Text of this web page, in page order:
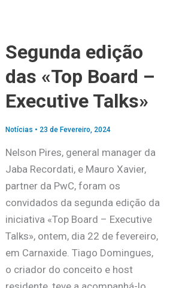
Segunda edição
das «Top Board –
Executive Talks»
Notícias • 23 de Fevereiro, 2024
Nelson Pires, general manager da
Jaba Recordati, e Mauro Xavier,
partner da PwC, foram os
convidados da segunda edição da
iniciativa «Top Board – Executive
Talks», ontem, dia 22 de fevereiro,
em Carnaxide. Tiago Domingues,
o criador do conceito e host